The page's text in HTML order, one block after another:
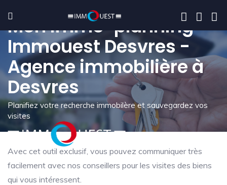
Mon immo-planning -
Immouest Desvres -
Agence immobilière à
Desvres
Planifiez votre recherche immobilère et sauvegardez vos
visites
Avec cet outil exclusif, vous pouvez communiquer très
facilement avec nos conseillers pour les visites des biens
qui vous intéressent.